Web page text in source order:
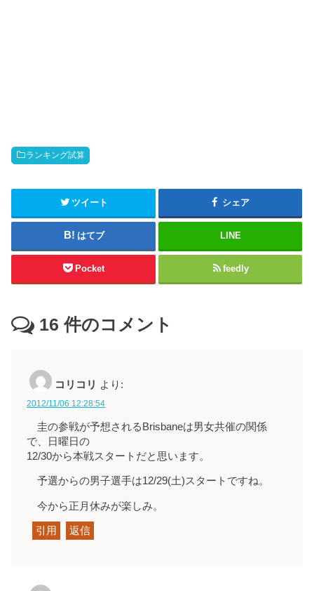
ランキング試算
ツイート シェア
はてブ LINE
Pocket feedly
16 件のコメント
コリコリ より:
2012/11/06 12:28:54
圭の参戦が予想されるBrisbaneは男女共催の関係
で、日曜日の
12/30から本戦スタートだと思います。
予選からの男子選手は12/29(土)スタートですね。
今から正月休みが楽しみ。
引用 返信